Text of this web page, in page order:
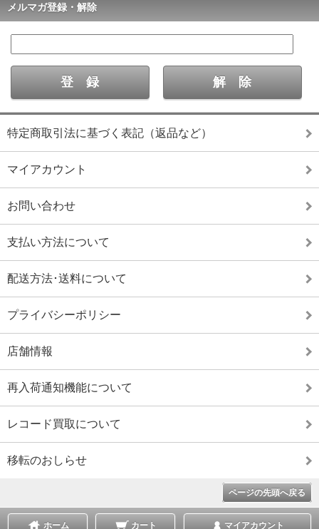
メルマガ登録・解除
特定商取引法に基づく表記（返品など）
マイアカウント
お問い合わせ
支払い方法について
配送方法･送料について
プライバシーポリシー
店舗情報
再入荷通知機能について
レコード買取について
移転のおしらせ
ページの先頭へ戻る
ホーム カート マイアカウント